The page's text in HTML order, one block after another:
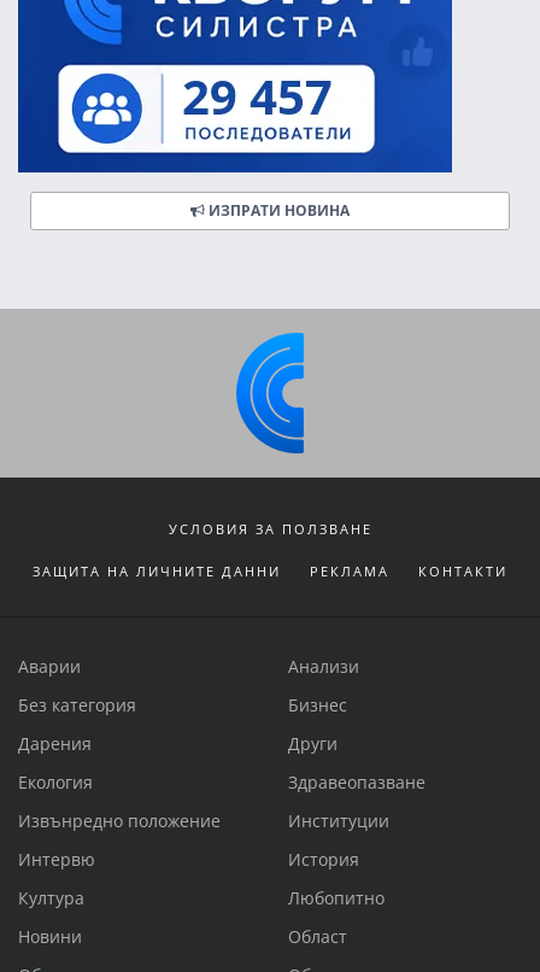
ИЗПРАТИ НОВИНА
УСЛОВИЯ ЗА ПОЛЗВАНЕ
ЗАЩИТА НА ЛИЧНИТЕ ДАННИ РЕКЛАМА КОНТАКТИ
Аварии
Анализи
Без категория
Бизнес
Дарения
Други
Екология
Здравеопазване
Извънредно положение
Институции
Интервю
История
Култура
Любопитно
Новини
Област